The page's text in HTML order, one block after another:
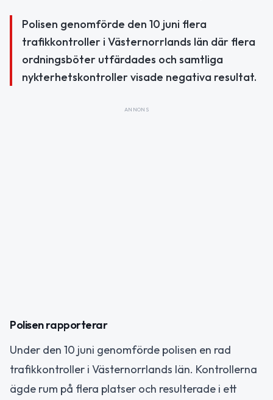
Polisen genomförde den 10 juni flera
trafikkontroller i Västernorrlands län där flera
ordningsböter utfärdades och samtliga
nykterhetskontroller visade negativa resultat.
ANNONS
Polisen rapporterar
Under den 10 juni genomförde polisen en rad
trafikkontroller i Västernorrlands län. Kontrollerna
ägde rum på flera platser och resulterade i ett